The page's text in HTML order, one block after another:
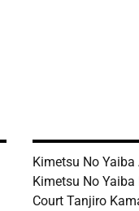
Kimetsu No Yaiba
Kimetsu No
Court Tanjiro